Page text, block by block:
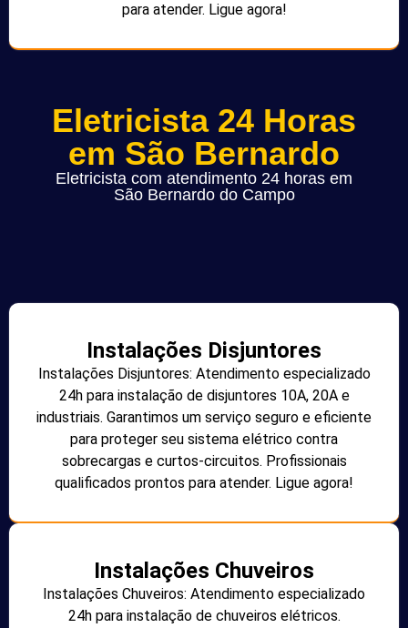
para atender. Ligue agora!
Eletricista 24 Horas
em São Bernardo
Eletricista com atendimento 24 horas em
São Bernardo do Campo
Instalações Disjuntores
Instalações Disjuntores: Atendimento especializado
24h para instalação de disjuntores 10A, 20A e
industriais. Garantimos um serviço seguro e eficiente
para proteger seu sistema elétrico contra
sobrecargas e curtos-circuitos. Profissionais
qualificados prontos para atender. Ligue agora!
Instalações Chuveiros
Instalações Chuveiros: Atendimento especializado
24h para instalação de chuveiros elétricos.